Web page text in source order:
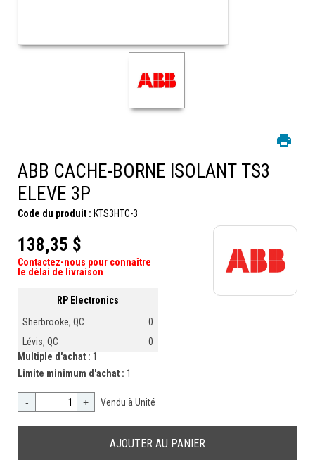
ABB CACHE-BORNE ISOLANT TS3
ELEVE 3P
Code du produit : KTS3HTC-3
138,35 $
Contactez-nous pour connaître
le délai de livraison
RP Electronics
Sherbrooke, QC
0
Lévis, QC
0
Multiple d'achat : 1
Limite minimum d'achat : 1
- + Vendu à Unité